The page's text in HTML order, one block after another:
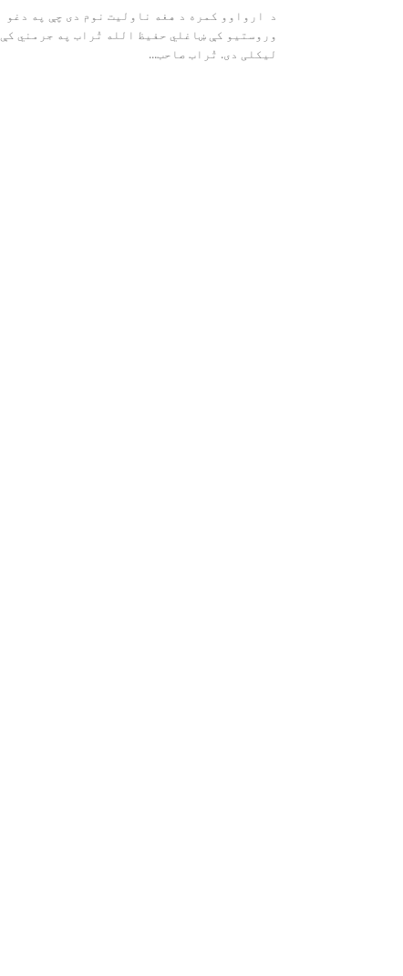
د ارواوو کمره د هغه ناولیت نوم دی چې په دغو
وروستیو کې ښاغلي حفیظ الله تُراب په جرمني کې
لیکلی دی. تُراب صاحب...